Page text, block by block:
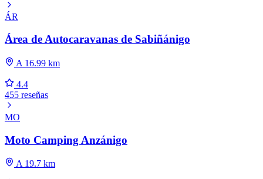
ÁR
Área de Autocaravanas de Sabiñánigo
A 16.99 km
4.4
455 reseñas
MO
Moto Camping Anzánigo
A 19.7 km